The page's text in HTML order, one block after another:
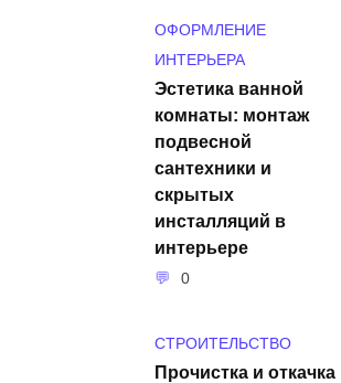
ОФОРМЛЕНИЕ
ИНТЕРЬЕРА
Эстетика ванной
комнаты: монтаж
подвесной
сантехники и
скрытых
инсталляций в
интерьере
0
СТРОИТЕЛЬСТВО
Прочистка и откачка